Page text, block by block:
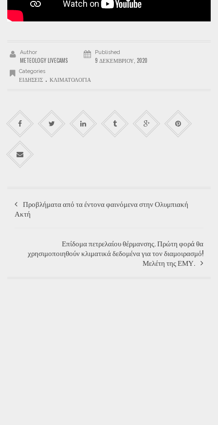
Author
METEOLOGY LIVECAMS
Published
9 ΔΕΚΕΜΒΡΊΟΥ, 2020
Categories
ΕΙΔΉΣΕΙΣ . ΚΛΙΜΑΤΟΛΟΓΊΑ
Προβλήματα από τα έντονα φαινόμενα στην Ολυμπιακή
Ακτή
Επίδομα πετρελαίου θέρμανσης. Πρώτη φορά θα
χρησιμοποιηθούν κλιματικά δεδομένα για τον διαμοιρασμό!
Μελέτη της ΕΜΥ.